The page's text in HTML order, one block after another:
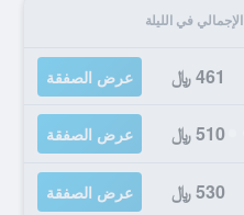
الإجمالي في الليلة
461 ﷼ عرض الصفقة
510 ﷼ عرض الصفقة
530 ﷼ عرض الصفقة